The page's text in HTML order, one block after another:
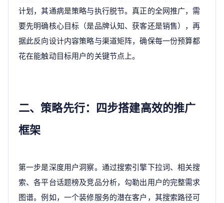
计划，其通病是策略与执行脱节。真正的全网推广，需
要先明确核心目标（是品牌认知、获客还是销售），再
据此反向设计内容策略与渠道矩阵，确保每一份预算都
花在能触动目标用户的关键节点上。
二、策略先行：四步搭建高效的推广
框架
第一步是深度用户洞察。通过搜索引擎下拉词、相关搜
索、各平台话题榜及竞品分析，勾勒出用户的完整需求
图谱。例如，一个装修服务的潜在客户，其搜索路径可